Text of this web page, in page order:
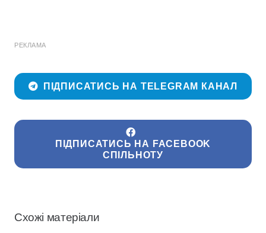
РЕКЛАМА
ПІДПИСАТИСЬ НА TELEGRAM КАНАЛ
ПІДПИСАТИСЬ НА FACEBOOK
СПІЛЬНОТУ
Схожі матеріали